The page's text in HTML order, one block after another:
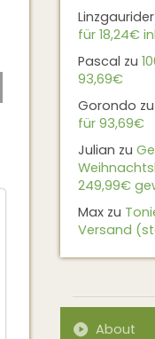
Linzgaurider
für 18,24€
Pascal zu
93,69€
Gorondo zu
für 93,69€
Julian zu
249,99€
Max zu
Versand
About